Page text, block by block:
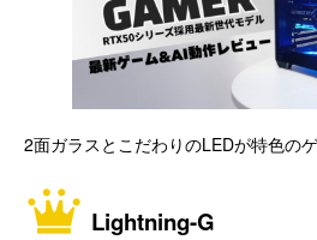
2面ガラスとこだわりのLEDが特色の
Lightning-G